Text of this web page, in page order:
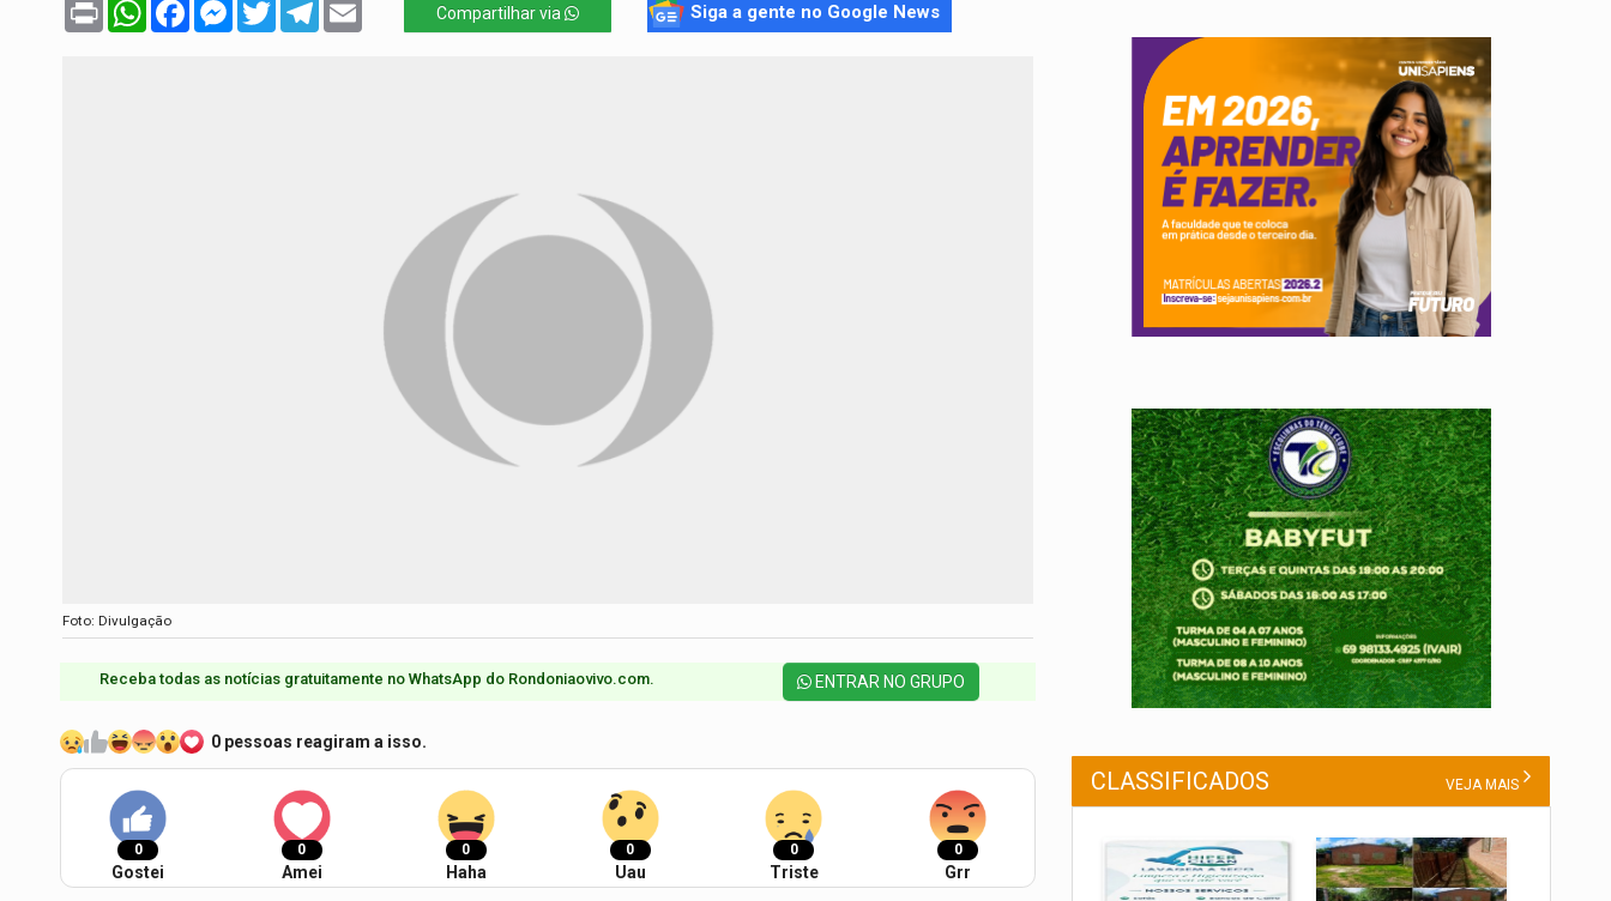
Compartilhar via Siga a gente no Google News
Foto: Divulgação
Receba todas as notícias gratuitamente no WhatsApp do Rondoniaovivo.com.​ ENTRAR NO GRUPO
0 pessoas reagiram a isso.
0
Gostei
0
Amei
0
Haha
0
Uau
0
Triste
0
Grr
CLASSIFICADOS VEJA MAIS